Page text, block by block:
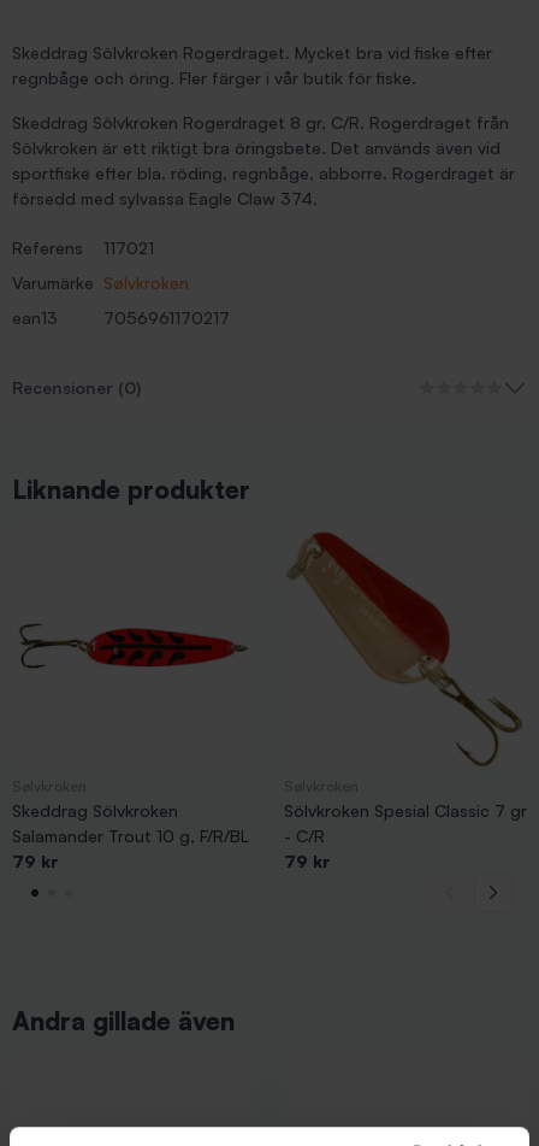
Skeddrag Sölvkroken Rogerdraget. Mycket bra vid fiske efter
regnbåge och öring. Fler färger i vår butik för fiske.
Skeddrag Sölvkroken Rogerdraget 8 gr, C/R. Rogerdraget från
Sölvkroken är ett riktigt bra öringsbete. Det används även vid
sportfiske efter bla. röding, regnbåge, abborre. Rogerdraget är
försedd med sylvassa Eagle Claw 374.
Referens
117021
Varumärke Sølvkroken
ean13
7056961170217
Recensioner (0)
Liknande produkter
Skeddrag Sölvkroken
Salamander Trout 10 g, F/R/BL
79 kr
Sölvkroken Spesial Classic 7 gr
- C/R
79 kr
Andra gillade även